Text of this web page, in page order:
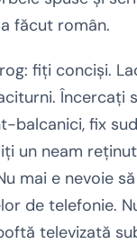
făcut român.
fiţi concişi.
Încercaţi
balcanici, fix
un neam
mai e nevoie
de telefonie.
televizată